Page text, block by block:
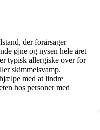
der forårsager
øjne og nysen hele året
typisk allergiske over for
skimmelsvamp.
med at lindre
hos personer med